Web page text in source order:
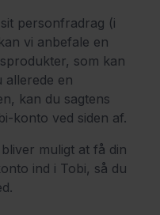
personfradrag (i
vi anbefale en
som kan
allerede en
kan du sagtens
konto ved siden af.
muligt at få din
ind i Tobi, så du